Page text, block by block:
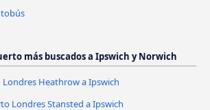
más buscados a Ipswich y Norwich
Heathrow a Ipswich
Londres Stansted a Ipswich